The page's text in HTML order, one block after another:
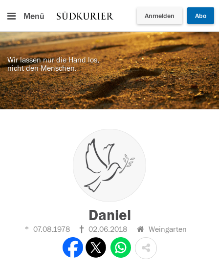
Menü Anmelden Abo
Wir lassen nur die Hand los,
nicht den Menschen.
Daniel
07.08.1978 02.06.2018 Weingarten